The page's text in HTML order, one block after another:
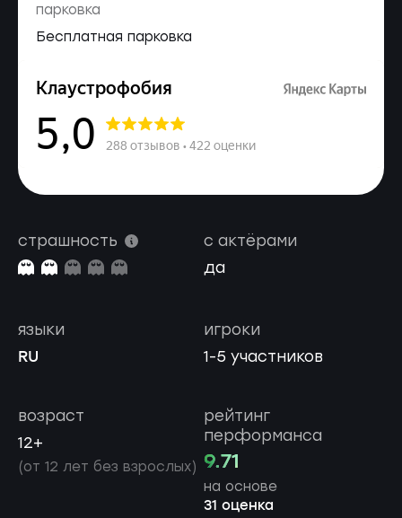
парковка
Бесплатная парковка
страшность
с актёрами
да
игроки
1-5 участников
языки
RU
возраст
12+
(от 12 лет без взрослых)
рейтинг
перформанса
9.71
на основе
31 оценка